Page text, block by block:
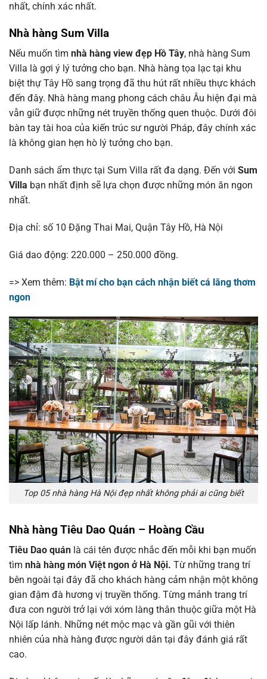
nhất, chính xác nhất.
Nhà hàng Sum Villa
Nếu muốn tìm nhà hàng view đẹp Hồ Tây, nhà hàng Sum
Villa là gợi ý lý tưởng cho bạn. Nhà hàng tọa lạc tại khu
biệt thự Tây Hồ sang trọng đã thu hút rất nhiều thực khách
đến đây. Nhà hàng mang phong cách châu Âu hiện đại mà
vẫn giữ được những nét truyền thống quen thuộc. Dưới đôi
bàn tay tài hoa của kiến trúc sư người Pháp, đây chính xác
là không gian hẹn hò lý tưởng cho bạn.
Danh sách ẩm thực tại Sum Villa rất đa dạng. Đến với Sum
Villa bạn nhất định sẽ lựa chọn được những món ăn ngon
nhất.
Địa chỉ: số 10 Đặng Thai Mai, Quận Tây Hồ, Hà Nội
Giá dao động: 220.000 – 250.000 đồng.
=> Xem thêm: Bật mí cho bạn cách nhận biết cá lăng thơm
ngon
Top 05 nhà hàng Hà Nội đẹp nhất không phải ai cũng biết
Nhà hàng Tiêu Dao Quán – Hoàng Cầu
Tiêu Dao quán là cái tên được nhắc đến mỗi khi bạn muốn
tìm nhà hàng món Việt ngon ở Hà Nội. Từ những trang trí
bên ngoài tại đây đã cho khách hàng cảm nhận một không
gian đậm đà hương vị truyền thống. Từng mảnh trang trí
đưa con người trở lại với xóm làng thân thuộc giữa một Hà
Nội lấp lánh. Những nét mộc mạc và gần gũi với thiên
nhiên của nhà hàng được người dân tại đây đánh giá rất
cao.